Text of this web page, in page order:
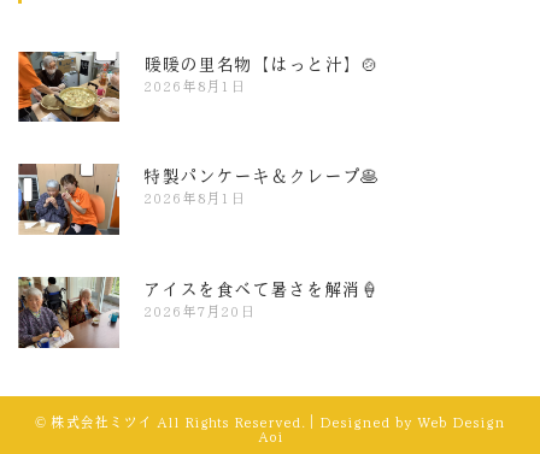
暖暖の里名物【はっと汁】🍲
2026年8月1日
特製パンケーキ＆クレープ🥞
2026年8月1日
アイスを食べて暑さを解消🍦
2026年7月20日
© 株式会社ミツイ All Rights Reserved.｜Designed by Web Design
Aoi